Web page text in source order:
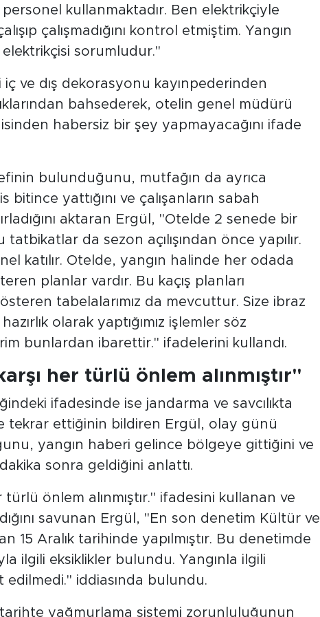
kullanmaktadır. Ben elektrikçiyle
çalışmadığını kontrol etmiştim. Yangın
sorumludur."
iç ve dış dekorasyonu kayınpederinden
bahsederek, otelin genel müdürü
habersiz bir şey yapmayacağını ifade
bulunduğunu, mutfağın da ayrıca
bitince yattığını ve çalışanların sabah
aktaran Ergül, "Otelde 2 senede bir
tatbikatlar da sezon açılışından önce yapılır.
katılır. Otelde, yangın halinde her odada
planlar vardır. Bu kaçış planları
tabelalarımız da mevcuttur. Size ibraz
olarak yaptığımız işlemler söz
bunlardan ibarettir." ifadelerini kullandı.
her türlü önlem alınmıştır"
ifadesinde ise jandarma ve savcılıkta
tekrar ettiğinin bildiren Ergül, olay günü
yangın haberi gelince bölgeye gittiğini ve
sonra geldiğini anlattı.
türlü önlem alınmıştır." ifadesini kullanan ve
savunan Ergül, "En son denetim Kültür ve
15 Aralık tarihinde yapılmıştır. Bu denetimde
ilgili eksiklikler bulundu. Yangınla ilgili
edilmedi." iddiasında bulundu.
yağmurlama sistemi zorunluluğunun